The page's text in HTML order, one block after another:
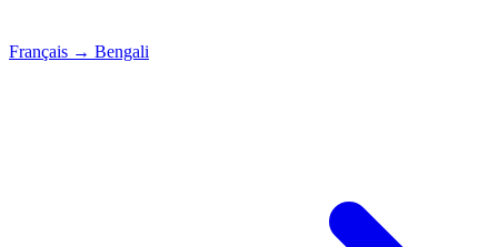
Français → Bengali